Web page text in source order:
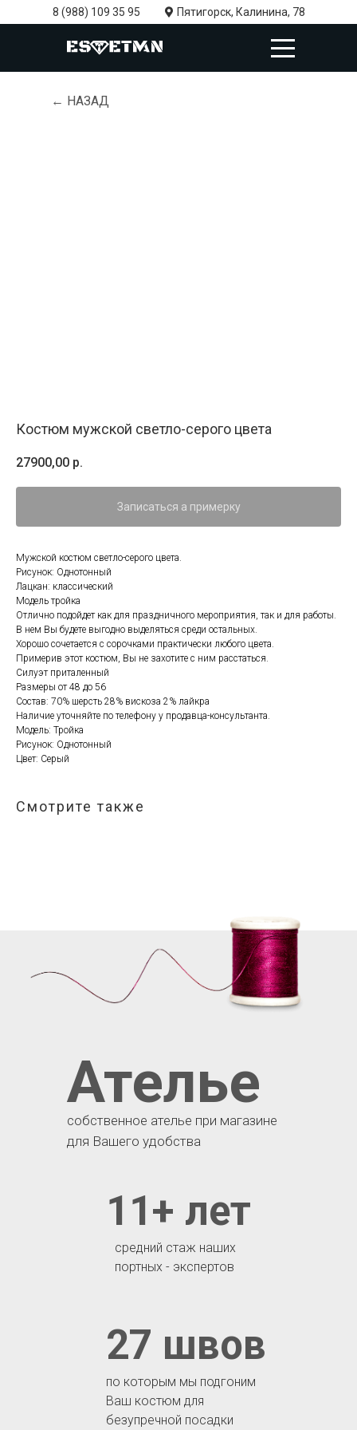
8 (988) 109 35 95 Пятигорск, Калинина, 78
← НАЗАД
Костюм мужской светло-серого цвета
27900,00 р.
Записаться а примерку
Мужской костюм светло-серого цвета.
Рисунок: Однотонный
Лацкан: классический
Модель тройка
Отлично подойдет как для праздничного мероприятия, так и для работы.
В нем Вы будете выгодно выделяться среди остальных.
Хорошо сочетается с сорочками практически любого цвета.
Примерив этот костюм, Вы не захотите с ним расстаться.
Силуэт приталенный
Размеры от 48 до 56
Состав: 70% шерсть 28% вискоза 2% лайкра
Наличие уточняйте по телефону у продавца-консультанта.
Модель: Тройка
Рисунок: Однотонный
Цвет: Серый
Смотрите также
по которым мы подгоним
Ваш костюм для
безупречной посадки
27 швов
средний стаж наших
портных - экспертов
11+ лет
Ателье
собственное ателье при магазине
для Вашего удобства